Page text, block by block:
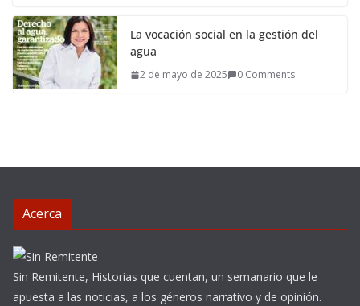
La vocación social en la gestión del
agua
2 de mayo de 2025 0 Comments
Acerca
Sin Remitente, Historias que cuentan, un semanario que le
apuesta a las noticias, a los géneros narrativo y de opinión.